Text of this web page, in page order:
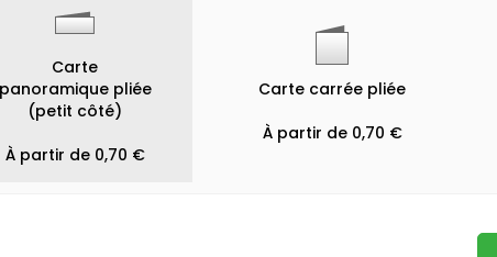
Carte
panoramique pliée
(petit côté)
À partir de 0,70 €
Carte carrée pliée
À partir de 0,70 €